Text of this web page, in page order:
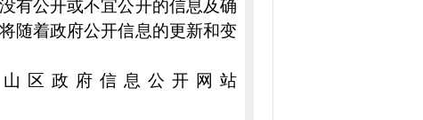
有公开或不宜公开的信息及确
随着政府公开信息的更新和变
区政府信息公开网站